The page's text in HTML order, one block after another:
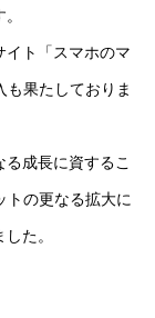
イト「スマホのマ
も果たしておりま
成長に資するこ
トの更なる拡大に
た。